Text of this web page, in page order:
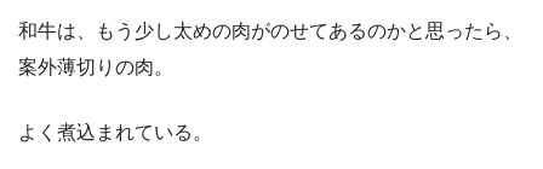
和牛は、もう少し太めの肉がのせてあるのかと思ったら、
案外薄切りの肉。
よく煮込まれている。